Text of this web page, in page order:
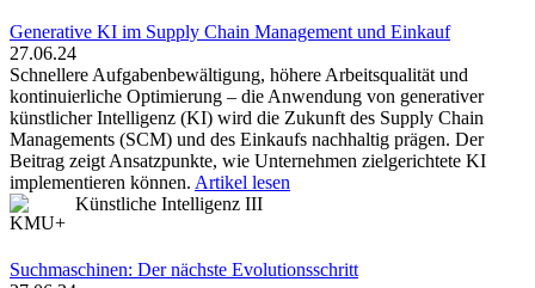
Generative KI im Supply Chain ­Management und Einkauf
27.06.24
Schnellere Aufgabenbewältigung, höhere Arbeitsqualität und
kontinuierliche Optimierung – die Anwendung von generativer
künstlicher Intelligenz (KI) wird die Zukunft des ­Supply Chain
Managements (SCM) und des Einkaufs nachhaltig prägen. Der
Beitrag zeigt An­satzpunkte, wie Unternehmen zielgerichtete KI
implementieren können. Artikel lesen
Künstliche Intelligenz III
Suchmaschinen: Der nächste Evolutionsschritt